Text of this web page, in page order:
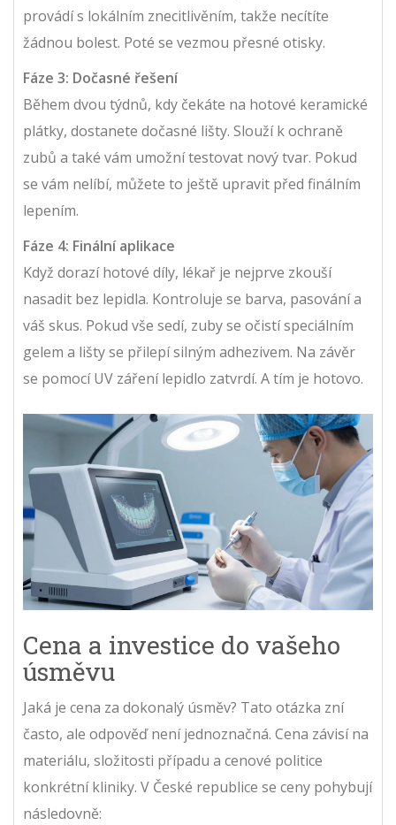
provádí s lokálním znecitlivěním, takže necítíte
žádnou bolest. Poté se vezmou přesné otisky.
Fáze 3: Dočasné řešení
Během dvou týdnů, kdy čekáte na hotové keramické
plátky, dostanete dočasné lišty. Slouží k ochraně
zubů a také vám umožní testovat nový tvar. Pokud
se vám nelíbí, můžete to ještě upravit před finálním
lepením.
Fáze 4: Finální aplikace
Když dorazí hotové díly, lékař je nejprve zkouší
nasadit bez lepidla. Kontroluje se barva, pasování a
váš skus. Pokud vše sedí, zuby se očistí speciálním
gelem a lišty se přilepí silným adhezivem. Na závěr
se pomocí UV záření lepidlo zatvrdí. A tím je hotovo.
Cena a investice do vašeho
úsměvu
Jaká je cena za dokonalý úsměv? Tato otázka zní
často, ale odpověď není jednoznačná. Cena závisí na
materiálu, složitosti případu a cenové politice
konkrétní kliniky. V České republice se ceny pohybují
následovně: